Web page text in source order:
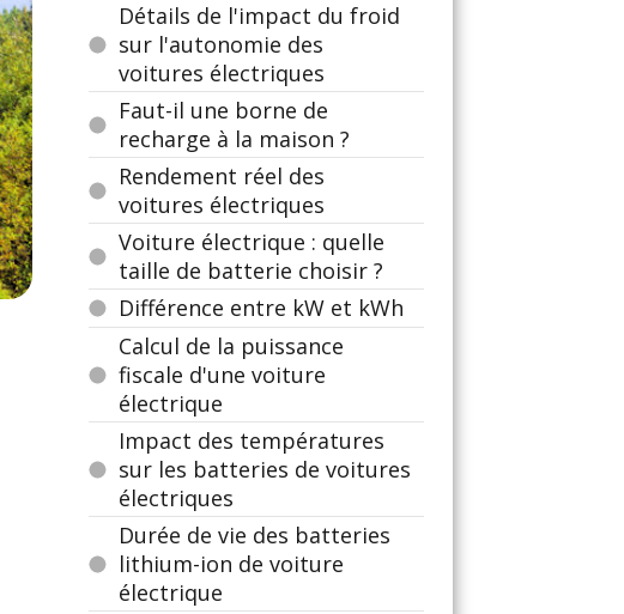
Détails de l'impact du froid
sur l'autonomie des
voitures électriques
Faut-il une borne de
recharge à la maison ?
Rendement réel des
voitures électriques
Voiture électrique : quelle
taille de batterie choisir ?
Différence entre kW et kWh
Calcul de la puissance
fiscale d'une voiture
électrique
Impact des températures
sur les batteries de voitures
électriques
Durée de vie des batteries
lithium-ion de voiture
électrique